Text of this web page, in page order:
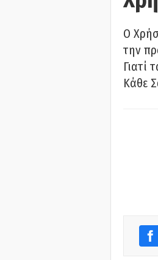
Ο
την
Γιατί
Κάθε